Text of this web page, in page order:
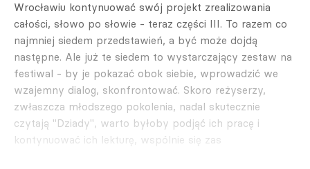
Wrocławiu kontynuować swój projekt zrealizowania
całości, słowo po słowie - teraz części III. To razem co
najmniej siedem przedstawień, a być może dojdą
następne. Ale już te siedem to wystarczający zestaw na
festiwal - by je pokazać obok siebie, wprowadzić we
wzajemny dialog, skonfrontować. Skoro reżyserzy,
zwłaszcza młodszego pokolenia, nadal skutecznie
czytają "Dziady", warto byłoby podjąć ich pracę i
kontynuować ich lekturę, wspólnie się zas